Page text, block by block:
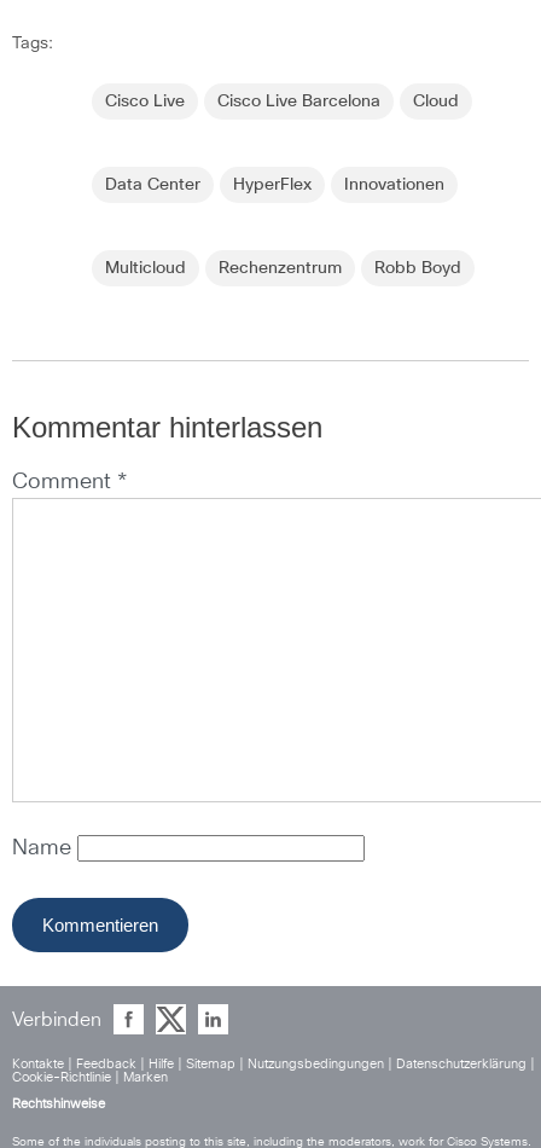
Tags:
Cisco Live Cisco Live Barcelona Cloud
Data Center HyperFlex Innovationen
Multicloud Rechenzentrum Robb Boyd
Kommentar hinterlassen
Comment *
Name
Verbinden
Kontakte Feedback Hilfe Sitemap Nutzungsbedingungen Datenschutzerklärung
Cookie-Richtlinie
Marken
Rechtshinweise
Some of the individuals posting to this site, including the moderators, work for Cisco Systems.